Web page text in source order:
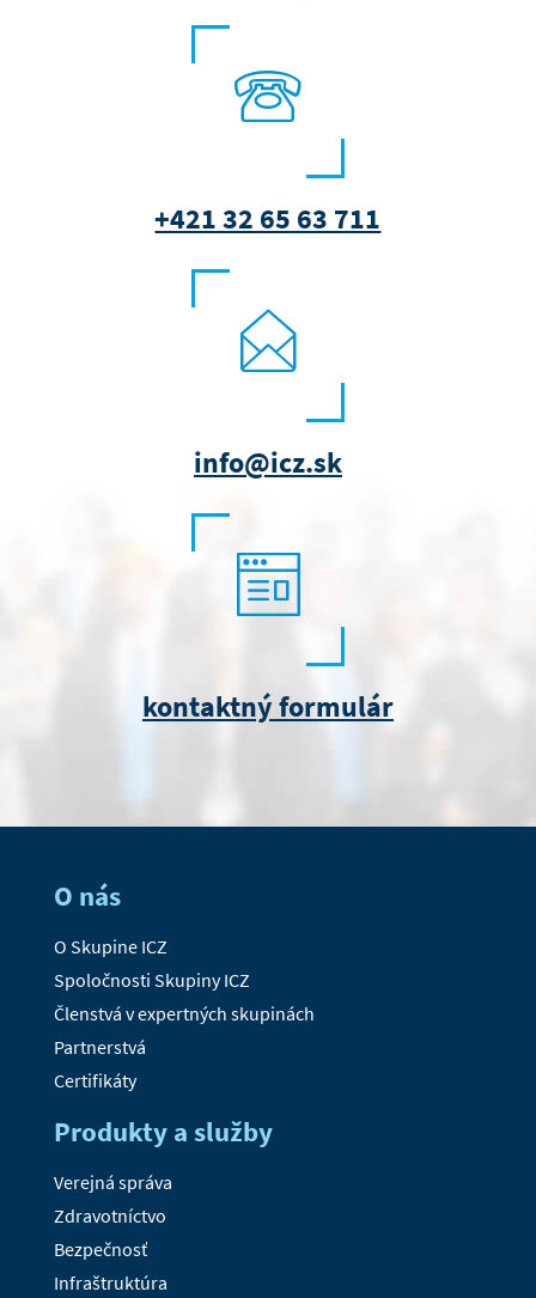
+421 32 65 63 711
info@icz.sk
kontaktný formulár
O nás
O Skupine ICZ
Spoločnosti Skupiny ICZ
Členstvá v expertných skupinách
Partnerstvá
Certifikáty
Produkty a služby
Verejná správa
Zdravotníctvo
Bezpečnosť
Infraštruktúra